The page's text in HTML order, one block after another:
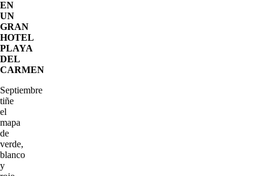
EN
UN
GRAN
HOTEL
PLAYA
DEL
CARMEN
Septiembre
tiñe
el
mapa
de
verde,
blanco
y